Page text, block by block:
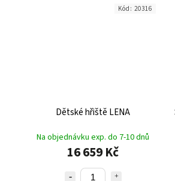
Dětské hřiště LENA
Na objednávku exp. do 7-10 dnů
16 659 Kč
Kód: 20316